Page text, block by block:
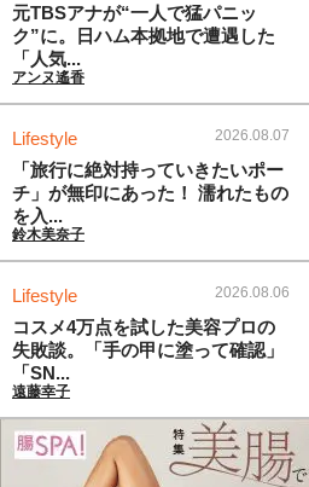
元TBSアナが“一人で猛パニッ
ク”に。日ハム本拠地で遭遇した
「人気...
アンヌ遙香
Lifestyle 2026.08.07
「旅行に絶対持っていきたいポー
チ」が無印にあった！ 濡れたもの
を入...
鈴木美奈子
Lifestyle 2026.08.06
コスメ4万点を試した美容プロの
失敗談。「手の甲に塗って確認」
「SN...
遠藤幸子